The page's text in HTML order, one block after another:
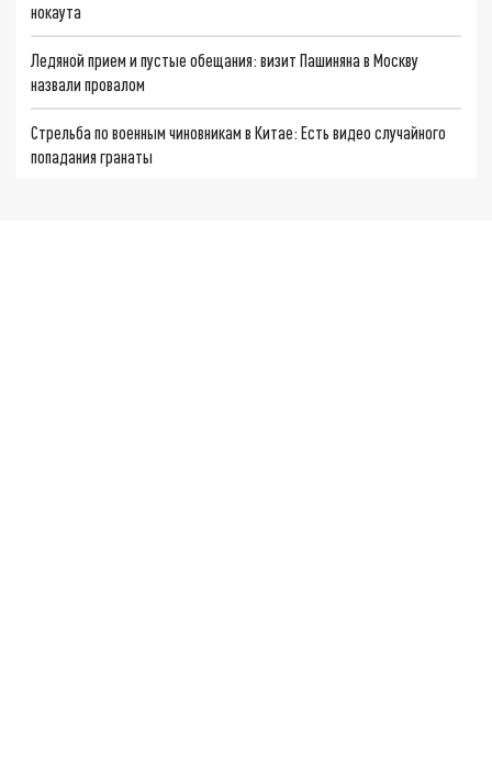
нокаута
Ледяной прием и пустые обещания: визит Пашиняна в Москву
назвали провалом
Стрельба по военным чиновникам в Китае: Есть видео случайного
попадания гранаты